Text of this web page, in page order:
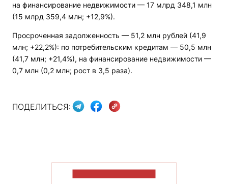
на финансирование недвижимости — 17 млрд 348,1 млн
(15 млрд 359,4 млн; +12,9%).
Просроченная задолженность — 51,2 млн рублей (41,9
млн; +22,2%): по потребительским кредитам — 50,5 млн
(41,7 млн; +21,4%), на финансирование недвижимости —
0,7 млн (0,2 млн; рост в 3,5 раза).
ПОДЕЛИТЬСЯ: